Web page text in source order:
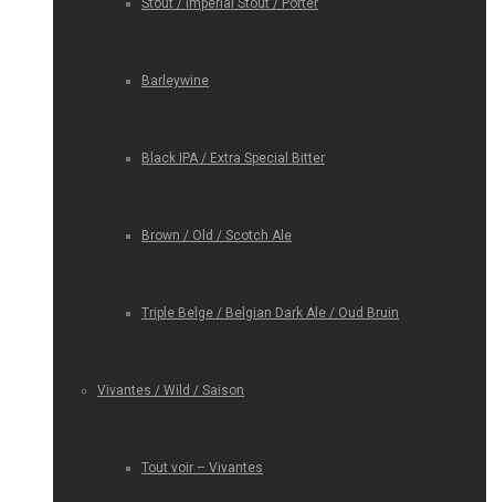
Stout / Imperial Stout / Porter
Barleywine
Black IPA / Extra Special Bitter
Brown / Old / Scotch Ale
Triple Belge / Belgian Dark Ale / Oud Bruin
Vivantes / Wild / Saison
Tout voir – Vivantes